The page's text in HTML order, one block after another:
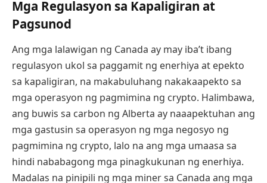
Mga Regulasyon sa Kapaligiran at
Pagsunod
Ang mga lalawigan ng Canada ay may iba’t ibang
regulasyon ukol sa paggamit ng enerhiya at epekto
sa kapaligiran, na makabuluhang nakakaapekto sa
mga operasyon ng pagmimina ng crypto. Halimbawa,
ang buwis sa carbon ng Alberta ay naaapektuhan ang
mga gastusin sa operasyon ng mga negosyo ng
pagmimina ng crypto, lalo na ang mga umaasa sa
hindi nababagong mga pinagkukunan ng enerhiya.
Madalas na pinipili ng mga miner sa Canada ang mga